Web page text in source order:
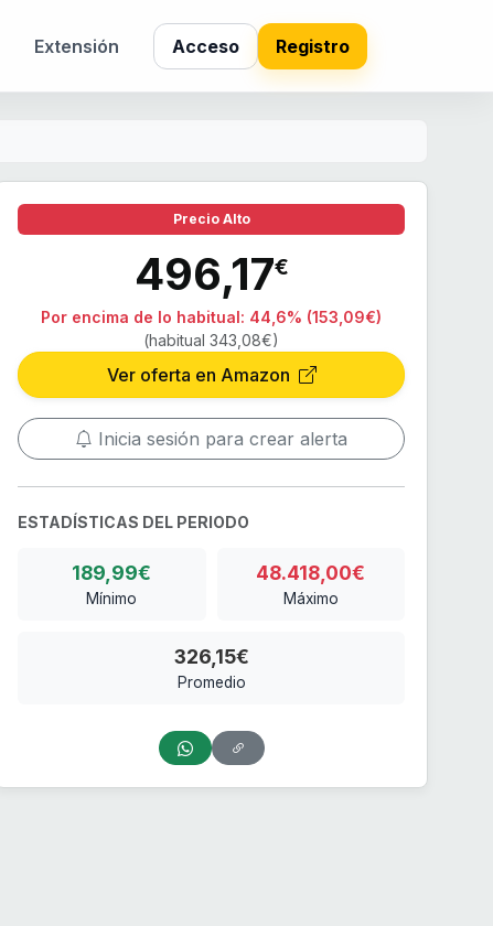
Extensión Acceso Registro
Precio Alto
496,17€
Por encima de lo habitual: 44,6% (153,09€)
(habitual 343,08€)
Ver oferta en Amazon
Inicia sesión para crear alerta
ESTADÍSTICAS DEL PERIODO
189,99€
Mínimo
48.418,00€
Máximo
326,15€
Promedio